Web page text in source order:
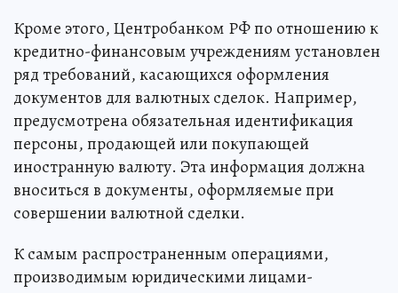
Кроме этого, Центробанком РФ по отношению к
кредитно-финансовым учреждениям установлен
ряд требований, касающихся оформления
документов для валютных сделок. Например,
предусмотрена обязательная идентификация
персоны, продающей или покупающей
иностранную валюту. Эта информация должна
вноситься в документы, оформляемые при
совершении валютной сделки.
К самым распространенным операциями,
производимым юридическими лицами-